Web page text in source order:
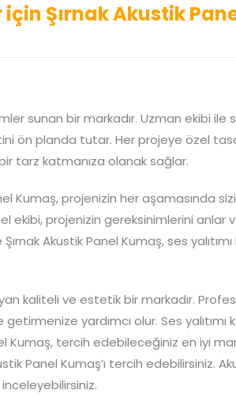
Şırnak Akustik
sunan bir markadır. Uzman ekibi ile
ön planda tutar. Her projeye özel
tarz katmanıza olanak sağlar.
Kumaş, projenizin her aşamasında
ekibi, projenizin gereksinimlerini anlar
Akustik Panel Kumaş, ses
kaliteli ve estetik bir markadır.
yardımcı olur. Ses yalıtımı
Kumaş, tercih edebileceğiniz en iyi
Panel Kumaş’ı tercih edebilirsiniz.
inceleyebilirsiniz.